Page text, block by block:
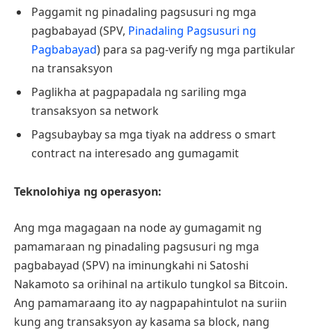
Paggamit ng pinadaling pagsusuri ng mga
pagbabayad (SPV, Pinadaling Pagsusuri ng
Pagbabayad) para sa pag-verify ng mga partikular
na transaksyon
Paglikha at pagpapadala ng sariling mga
transaksyon sa network
Pagsubaybay sa mga tiyak na address o smart
contract na interesado ang gumagamit
Teknolohiya ng operasyon:
Ang mga magagaan na node ay gumagamit ng
pamamaraan ng pinadaling pagsusuri ng mga
pagbabayad (SPV) na iminungkahi ni Satoshi
Nakamoto sa orihinal na artikulo tungkol sa Bitcoin.
Ang pamamaraang ito ay nagpapahintulot na suriin
kung ang transaksyon ay kasama sa block, nang